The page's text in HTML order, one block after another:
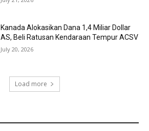
Kanada Alokasikan Dana 1,4 Miliar Dollar
AS, Beli Ratusan Kendaraan Tempur ACSV
July 20, 2026
Load more